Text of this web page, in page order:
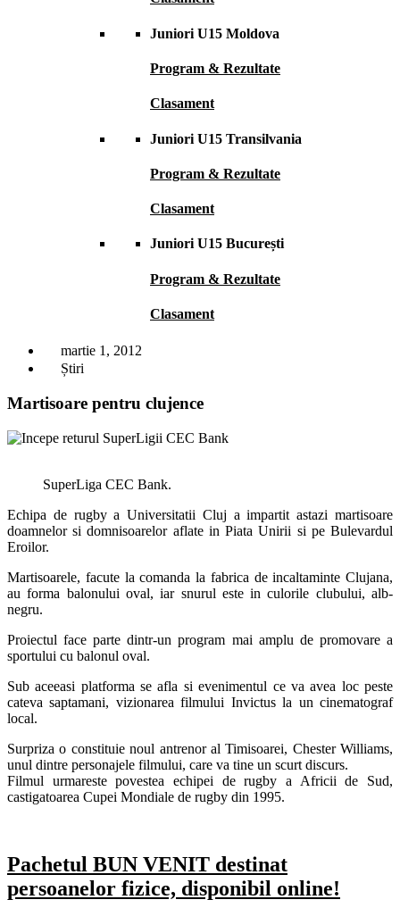
Juniori U15 Moldova
Program & Rezultate
Clasament
Juniori U15 Transilvania
Program & Rezultate
Clasament
Juniori U15 București
Program & Rezultate
Clasament
martie 1, 2012
Știri
Martisoare pentru clujence
SuperLiga CEC Bank.
Echipa de rugby a Universitatii Cluj a impartit astazi martisoare
doamnelor si domnisoarelor aflate in Piata Unirii si pe Bulevardul
Eroilor.
Martisoarele, facute la comanda la fabrica de incaltaminte Clujana,
au forma balonului oval, iar snurul este in culorile clubului, alb-
negru.
Proiectul face parte dintr-un program mai amplu de promovare a
sportului cu balonul oval.
Sub aceeasi platforma se afla si evenimentul ce va avea loc peste
cateva saptamani, vizionarea filmului Invictus la un cinematograf
local.
Surpriza o constituie noul antrenor al Timisoarei, Chester Williams,
unul dintre personajele filmului, care va tine un scurt discurs.
Filmul urmareste povestea echipei de rugby a Africii de Sud,
castigatoarea Cupei Mondiale de rugby din 1995.
Pachetul BUN VENIT destinat
persoanelor fizice, disponibil online!